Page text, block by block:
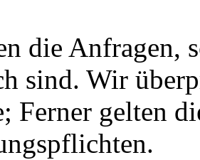
die Anfragen,
sind. Wir
Ferner gelten